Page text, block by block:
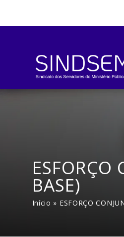
BASE)
Início » ESFORÇO